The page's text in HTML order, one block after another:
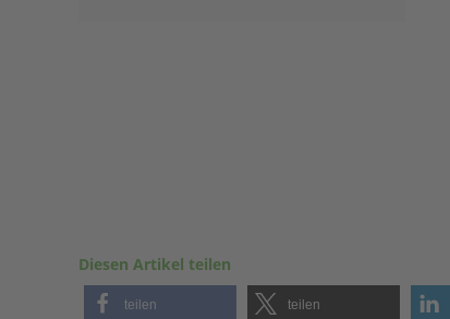
Diesen Artikel teilen
teilen teilen